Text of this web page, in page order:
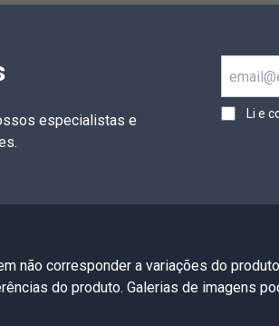
especialistas e
Li e
não corresponder a variações do
do produto. Galerias de imagens